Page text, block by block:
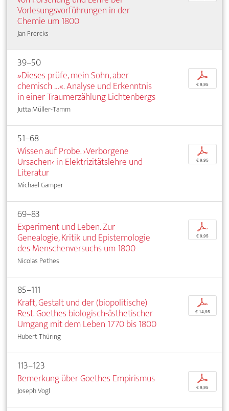
Vorlesungsvorführungen in der
Chemie um 1800
Jan Frercks
39–50
»Dieses prüfe, mein Sohn, aber
chemisch …«. Analyse und Erkenntnis
in einer Traumerzählung Lichtenbergs
Jutta Müller-Tamm
p
€ 9,95
51–68
Wissen auf Probe. ›Verborgene
Ursachen‹ in Elektrizitätslehre und
Literatur
Michael Gamper
p
€ 9,95
69–83
Experiment und Leben. Zur
Genealogie, Kritik und Epistemologie
des Menschenversuchs um 1800
Nicolas Pethes
p
€ 9,95
85–111
Kraft, Gestalt und der (biopolitische)
Rest. Goethes biologisch-ästhetischer
Umgang mit dem Leben 1770 bis 1800
Hubert Thüring
p
€ 14,95
113–123
Bemerkung über Goethes Empirismus
Joseph Vogl
p
€ 9,95